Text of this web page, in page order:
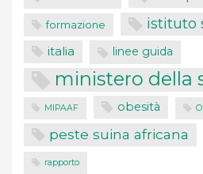
formazione istituto
italia linee guida
ministero della
MIPAAF obesità
peste suina africana
rapporto